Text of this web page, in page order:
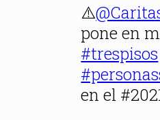
⚠️
pone en
#trespisos
en el